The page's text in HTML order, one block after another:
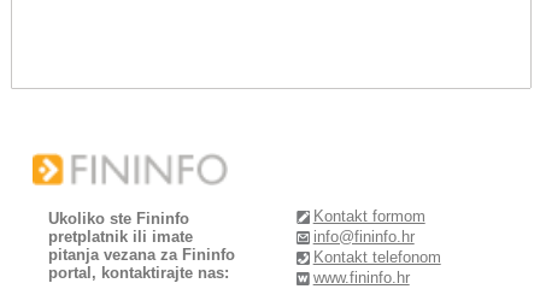
Ukoliko ste Fininfo
pretplatnik ili imate
pitanja vezana za Fininfo
portal, kontaktirajte nas:
Kontakt formom
info@fininfo.hr
Kontakt telefonom
www.fininfo.hr